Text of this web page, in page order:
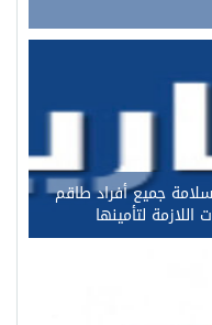
جميع أفراد طاقم